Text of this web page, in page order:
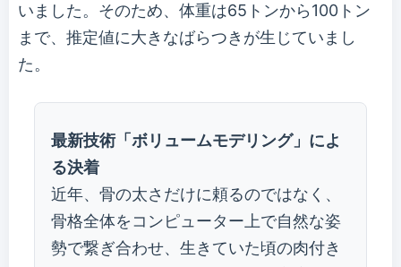
いました。そのため、体重は65トンから100トン
まで、推定値に大きなばらつきが生じていまし
た。
最新技術「ボリュームモデリング」によ
る決着
近年、骨の太さだけに頼るのではなく、
骨格全体をコンピューター上で自然な姿
勢で繋ぎ合わせ、生きていた頃の肉付き